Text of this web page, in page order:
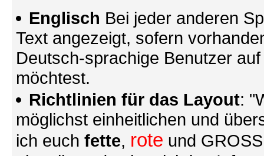
Englisch Bei jeder anderen
Text angezeigt, sofern
Deutsch-sprachige Benutzer
möchtest.
Richtlinien für das Layout:
möglichst einheitlichen und
ich euch fette, rote und